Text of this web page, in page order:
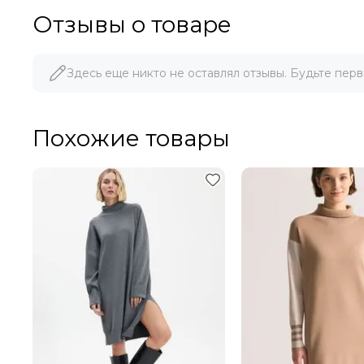
Отзывы о товаре
Здесь еще никто не оставлял отзывы. Будьте
Похожие товары